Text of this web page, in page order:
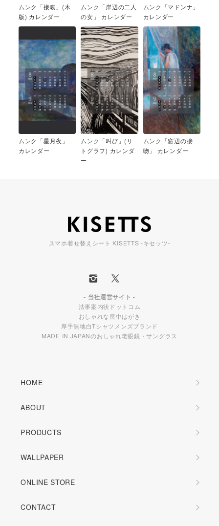
ムンク「接吻」(木
版) カレンダー
ムンク「岸辺の二人
の女」 カレンダー
ムンク「マドンナ」
カレンダー
ムンク「星月夜」
カレンダー
ムンク「叫び」(リ
トグラフ) カレンダ
ー
ムンク「窓辺の接
吻」 カレンダー
スマホ着せ替えシート KISETTS -キセッツ-
- 当社運営サイト -
法事案内状ドットコム
おしゃれな喪中はがき
厚手無地白Tシャツメンズブランド
MADE IN JAPANのおしゃれ老眼鏡・サングラス
HOME
ABOUT
PRODUCTS
WALLPAPER
ONLINE STORE
CONTACT